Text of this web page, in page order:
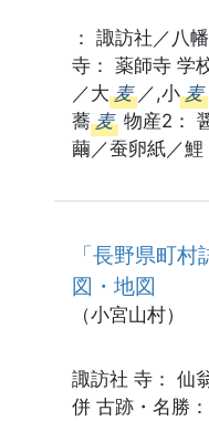
： 諏訪社／八
寺： 薬師寺 学
／大 麦 ／,小 麦
蕎 麦 物産2：
繭／蚕卵紙／
「長野県町
図・地図
（小宮山村）
諏訪社 寺： 仙
併 古跡・名勝